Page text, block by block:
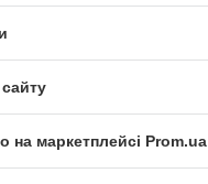
на маркетплейсі Prom.ua